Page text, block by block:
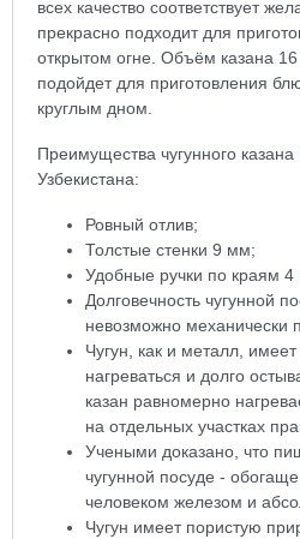
всех качество соответствует
прекрасно подходит для
открытом огне. Объём казана
подойдет для приготовления
круглым дном.
Преимущества чугунного казана
Узбекистана:
Ровный отлив;
Толстые стенки 9 мм;
Удобные ручки по краям 4
Долговечность чугунной
невозможно механически
Чугун, как и металл, имеет
нагреваться и долго
казан равномерно
на отдельных участках
Учеными доказано, что
чугунной посуде -
человеком железом и
Чугун имеет пористую